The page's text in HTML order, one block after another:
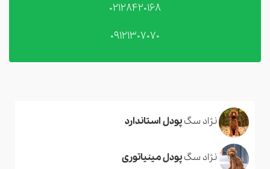
02128420168
09121307070
نژاد سگپودل استاندارد
نژاد سگپودل مینیاتوری